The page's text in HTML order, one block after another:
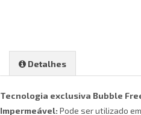
Detalhes
Tecnologia exclusiva Bubble
Impermeável: Pode ser utilizado